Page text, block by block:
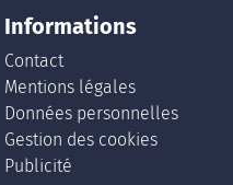
Informations
Contact
Mentions légales
Données personnelles
Gestion des cookies
Publicité